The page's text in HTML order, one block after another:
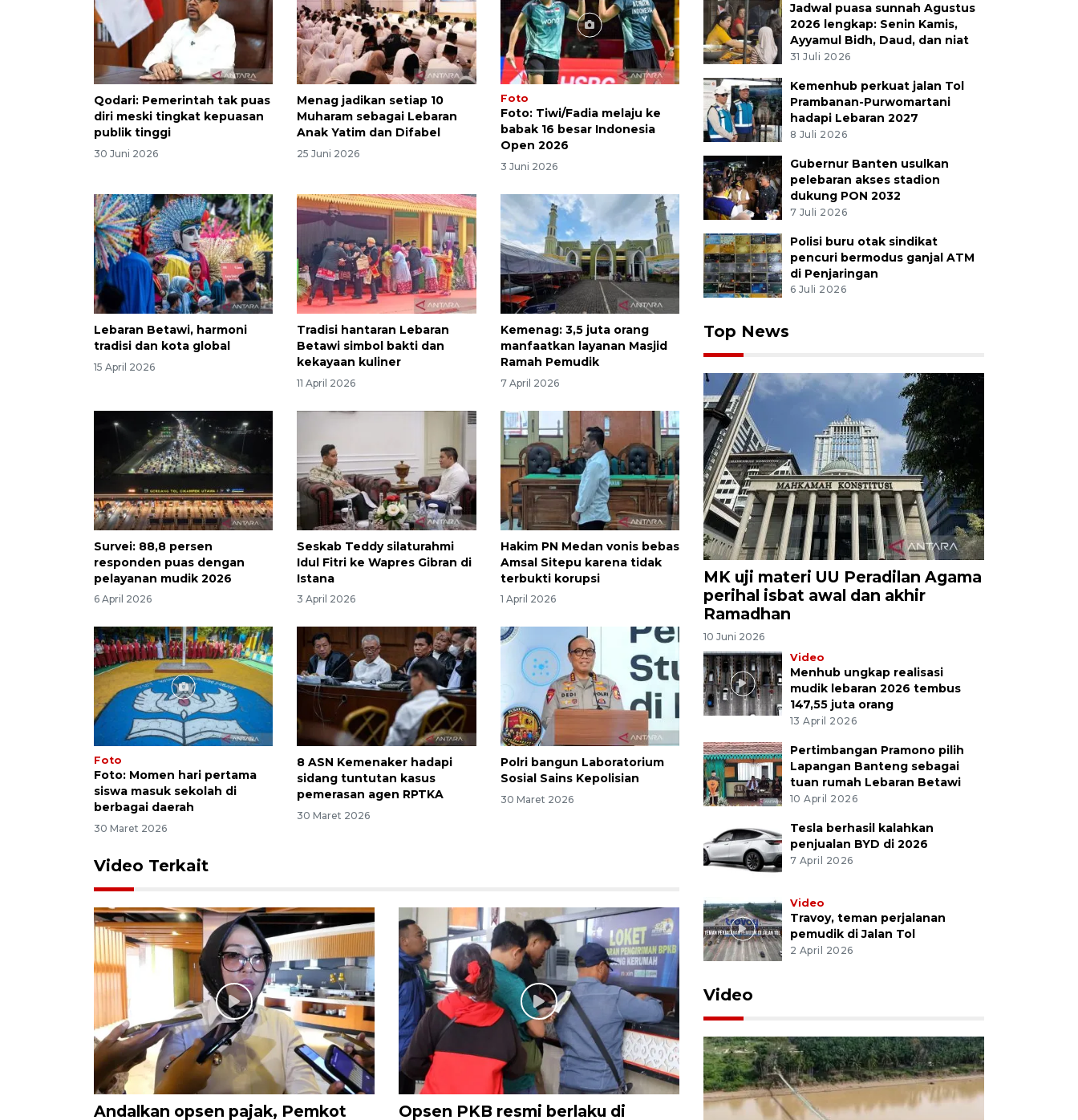
Qodari: Pemerintah tak puas
diri meski tingkat kepuasan
publik tinggi
30 Juni 2026
Menag jadikan setiap 10
Muharam sebagai Lebaran
Anak Yatim dan Difabel
25 Juni 2026
Foto
Foto: Tiwi/Fadia melaju ke
babak 16 besar Indonesia
Open 2026
3 Juni 2026
Lebaran Betawi, harmoni
tradisi dan kota global
15 April 2026
Tradisi hantaran Lebaran
Betawi simbol bakti dan
kekayaan kuliner
11 April 2026
Kemenag: 3,5 juta orang
manfaatkan layanan Masjid
Ramah Pemudik
7 April 2026
Survei: 88,8 persen
responden puas dengan
pelayanan mudik 2026
6 April 2026
Seskab Teddy silaturahmi
Idul Fitri ke Wapres Gibran di
Istana
3 April 2026
Hakim PN Medan vonis bebas
Amsal Sitepu karena tidak
terbukti korupsi
1 April 2026
Foto
Foto: Momen hari pertama
siswa masuk sekolah di
berbagai daerah
30 Maret 2026
8 ASN Kemenaker hadapi
sidang tuntutan kasus
pemerasan agen RPTKA
30 Maret 2026
Polri bangun Laboratorium
Sosial Sains Kepolisian
30 Maret 2026
Video Terkait
Andalkan opsen pajak, Pemkot
Opsen PKB resmi berlaku di
Jadwal puasa sunnah Agustus
2026 lengkap: Senin Kamis,
Ayyamul Bidh, Daud, dan niat
31 Juli 2026
Kemenhub perkuat jalan Tol
Prambanan-Purwomartani
hadapi Lebaran 2027
8 Juli 2026
Gubernur Banten usulkan
pelebaran akses stadion
dukung PON 2032
7 Juli 2026
Polisi buru otak sindikat
pencuri bermodus ganjal ATM
di Penjaringan
6 Juli 2026
Top News
MK uji materi UU Peradilan Agama
perihal isbat awal dan akhir
Ramadhan
10 Juni 2026
Video
Menhub ungkap realisasi
mudik lebaran 2026 tembus
147,55 juta orang
13 April 2026
Pertimbangan Pramono pilih
Lapangan Banteng sebagai
tuan rumah Lebaran Betawi
10 April 2026
Tesla berhasil kalahkan
penjualan BYD di 2026
7 April 2026
Video
Travoy, teman perjalanan
pemudik di Jalan Tol
2 April 2026
Video